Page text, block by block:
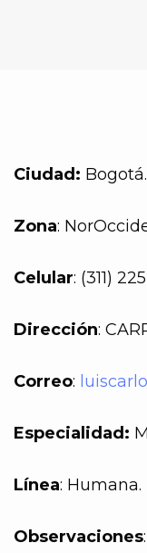
Ciudad: Bogotá.
Zona:
Celular: (311)
Dirección:
Correo:
Especialidad:
Línea: Humana.
Observaciones: